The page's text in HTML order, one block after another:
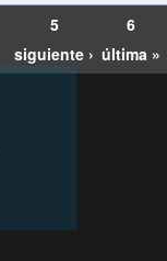
5
6
siguiente › última »